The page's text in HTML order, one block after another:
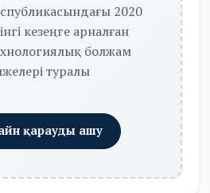
2020
кезеңге арналған
болжам
туралы
қарауды ашу